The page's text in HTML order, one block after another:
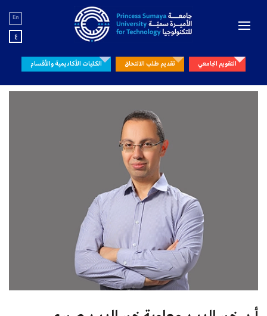
En
ع
التقويم الجامعي تقديم طلب الالتحاق الكليات الأكاديمية والأقسام